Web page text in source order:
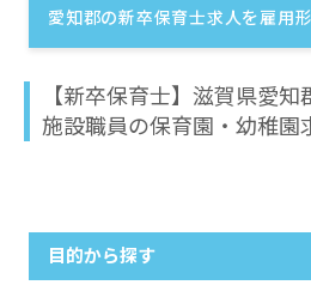
愛知郡の新卒保育士求人を雇用
【新卒保育士】滋賀県愛
施設職員の保育園・幼稚園
目的から探す